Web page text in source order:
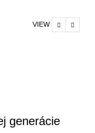
VIEW
generácie